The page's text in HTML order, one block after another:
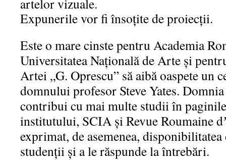
artelor vizuale.
Expunerile vor fi însoțite de proiecții.
Este o mare cinste pentru Academia
Universitatea Națională de Arte și
Artei „G. Oprescu” să aibă oaspete un
domnului profesor Steve Yates.
contribui cu mai multe studii în
institutului, SCIA și Revue Roumaine
exprimat, de asemenea, disponibilitatea
studenții și a le răspunde la întrebări.